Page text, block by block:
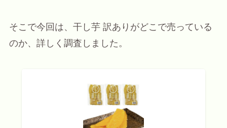
そこで今回は、干し芋 訳ありがどこで売っている
のか、詳しく調査しました。